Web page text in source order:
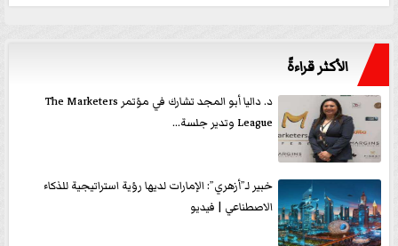
الأكثر قراءةً
د. داليا أبو المجد تشارك في مؤتمر The Marketers
League وتدير جلسة...
خبير لـ”أزهري”: الإمارات لديها رؤية استراتيجية للذكاء
الاصطناعي | فيديو